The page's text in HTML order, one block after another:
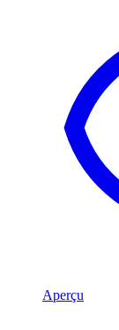
Aperçu